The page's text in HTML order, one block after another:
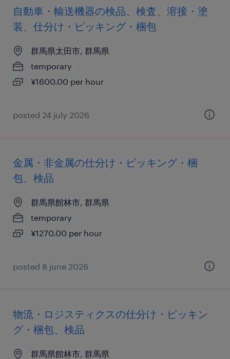
自動車・輸送機器の検品、検査、溶接・塗
装、仕分け・ピッキング・梱包
群馬県太田市, 群馬県
temporary
¥1600.00 per hour
posted 24 july 2026
金属・非金属の仕分け・ピッキング・梱
包、検品
群馬県館林市, 群馬県
temporary
¥1270.00 per hour
posted 8 june 2026
物流・ロジスティクスの仕分け・ピッキン
グ・梱包、検品
群馬県館林市, 群馬県